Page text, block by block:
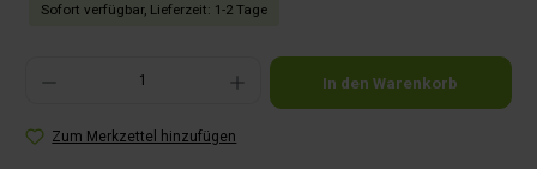
Sofort verfügbar, Lieferzeit: 1-2 Tage
Produkt Anzahl: Gib den gewünschten Wert ein oder benutze die Schaltflächen um die
In den Warenkorb
Zum Merkzettel hinzufügen